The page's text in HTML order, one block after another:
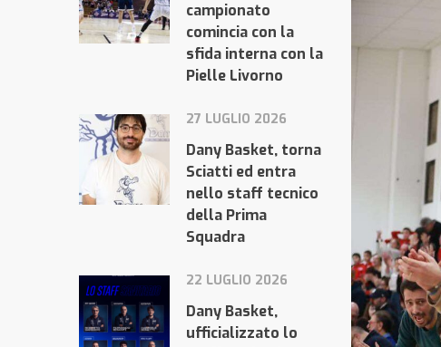
campionato
comincia con la
sfida interna con la
Pielle Livorno
27 LUGLIO 2026
Dany Basket, torna
Sciatti ed entra
nello staff tecnico
della Prima
Squadra
22 LUGLIO 2026
Dany Basket,
ufficializzato lo